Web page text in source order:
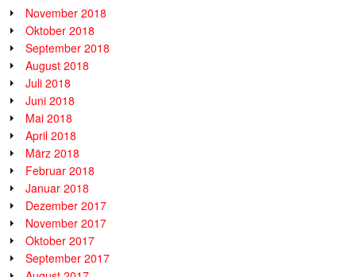
November 2018
Oktober 2018
September 2018
August 2018
Juli 2018
Juni 2018
Mai 2018
April 2018
März 2018
Februar 2018
Januar 2018
Dezember 2017
November 2017
Oktober 2017
September 2017